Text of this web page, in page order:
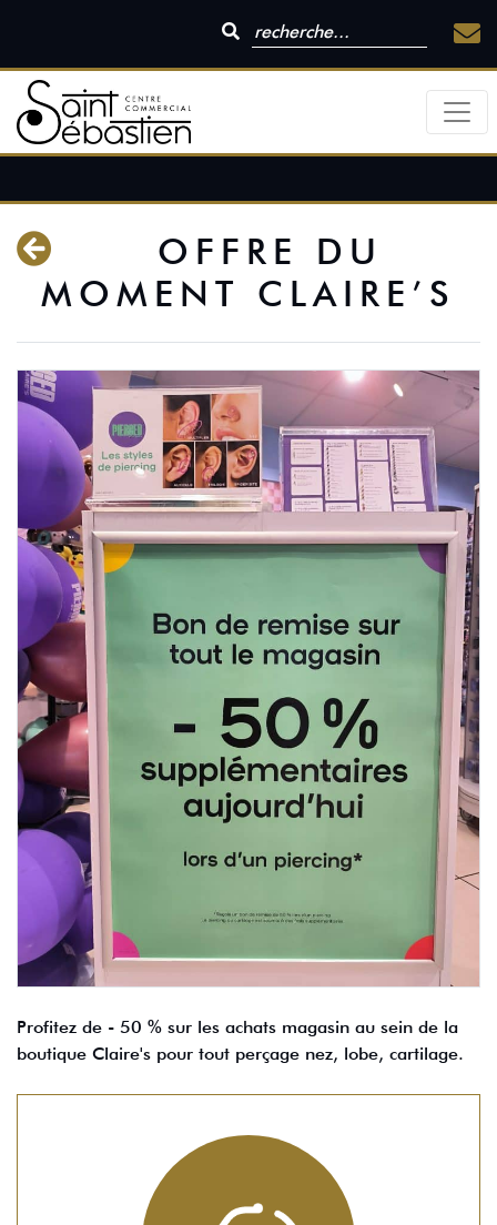
OFFRE DU
MOMENT CLAIRE’S
Profitez de - 50 % sur les achats magasin au sein de la
boutique Claire's pour tout perçage nez, lobe, cartilage.